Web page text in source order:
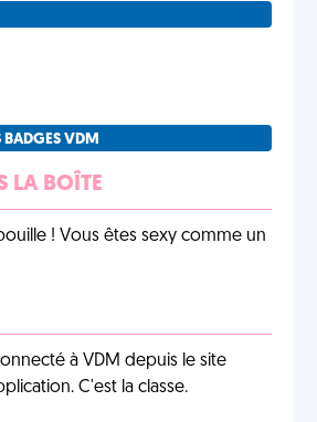
BADGES VDM
LA BOÎTE
! Vous êtes sexy comme un
à VDM depuis le site
C'est la classe.